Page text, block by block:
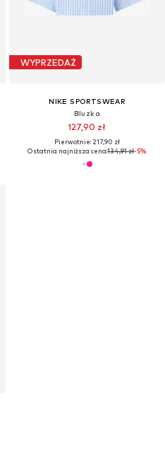
WYPRZEDAŻ
NIKE SPORTSWEAR
Bluzka
127,90 zł
Pierwotnie: 217,90 zł
Ostatnia najniższa cena:134,91 zł-5%